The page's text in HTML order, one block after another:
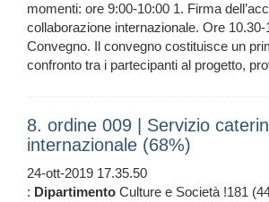
momenti: ore 9:00-10:00 1. Firma
collaborazione internazionale. Ore 10.30-
Convegno. Il convegno costituisce un
confronto tra i partecipanti al progetto,
8. ordine 009 | Servizio
internazionale (68%)
24-ott-2019 17.35.50
: Dipartimento Culture e Società !181